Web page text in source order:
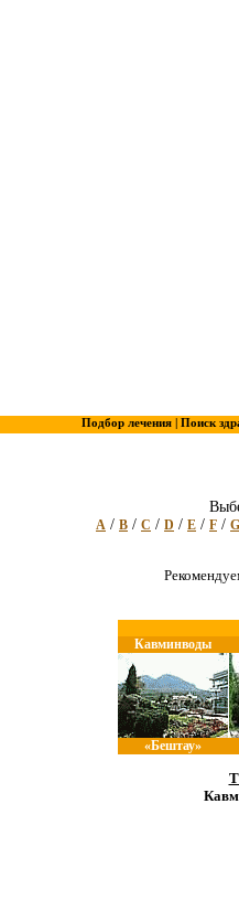
Подбор лечения | Поиск
A / B / C / D / E / F / G
Кавминводы
«Бештау»